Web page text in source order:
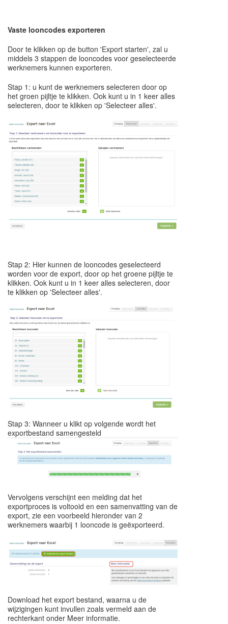
Vaste looncodes exporteren
Door te klikken op de button 'Export starten', zal u
middels 3 stappen de looncodes voor geselecteerde
werknemers kunnen exporteren.
Stap 1: u kunt de werknemers selecteren door op
het groen pijltje te klikken. Ook kunt u in 1 keer alles
selecteren, door te klikken op 'Selecteer alles'.
Stap 2: Hier kunnen de looncodes geselecteerd
worden voor de export, door op het groene pijltje te
klikken. Ook kunt u in 1 keer alles selecteren, door
te klikken op 'Selecteer alles'.
Stap 3: Wanneer u klikt op volgende wordt het
exportbestand samengesteld
Vervolgens verschijnt een melding dat het
exportproces is voltooid en een samenvatting van de
export, zie een voorbeeld hieronder van 2
werknemers waarbij 1 looncode is geëxporteerd.
Download het export bestand, waarna u de
wijzigingen kunt invullen zoals vermeld aan de
rechterkant onder Meer informatie.